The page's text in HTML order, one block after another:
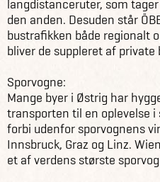
langdistanceruter, som
den anden. Desuden står
bustrafikken både regionalt
bliver de suppleret af private
Sporvogne:
Mange byer i Østrig har
transporten til en oplevelse i
forbi udenfor sporvognens
Innsbruck, Graz og Linz.
et af verdens største